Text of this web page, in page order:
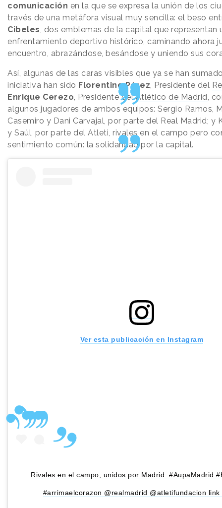
comunicación en la que se expresa la unión de los
través de una metáfora visual muy sencilla: el beso
Cibeles , dos emblemas de la capital que representan
enfrentamiento deportivo histórico, caminando ahora
encuentro, abrazándose, besándose y uniendo sus
Así, algunas de las caras visibles que ya se han
iniciativa han sido Florentino Pérez , Presidente del
Enrique Cerezo , Presidente delAtlético de Madrid ,
algunos jugadores de ambos equipos: Sergio Ramos,
Casemiro y Dani Carvajal, por parte del Real Madrid; y
y Saúl, por parte del Atleti, rivales en el campo pero
sentimiento común: la solidaridad por la capital.
Ver esta publicación en Instagram
Rivales en el campo, unidos por Madrid. #AupaMadrid
#arrimaelcorazon @realmadrid @atletifundacion link